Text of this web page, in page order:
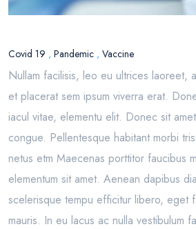
Covid 19 , Pandemic , Vaccine
Nullam facilisis, leo eu ultrices laoreet,
et placerat sem ipsum viverra erat.
iacul vitae, elementu elit. Donec sit
congue. Pellentesque habitant morbi
netus etm Maecenas porttitor faucibus
elementum sit amet. Aenean dapibus
scelerisque tempu efficitur libero, eget
mauris. In eu lacus ac nulla vestibulum